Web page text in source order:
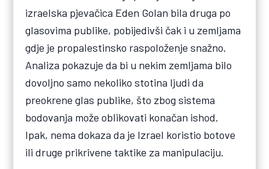
izraelska pjevačica Eden Golan bila druga po
glasovima publike, pobijedivši čak i u zemljama
gdje je propalestinsko raspoloženje snažno.
Analiza pokazuje da bi u nekim zemljama bilo
dovoljno samo nekoliko stotina ljudi da
preokrene glas publike, što zbog sistema
bodovanja može oblikovati konačan ishod.
Ipak, nema dokaza da je Izrael koristio botove
ili druge prikrivene taktike za manipulaciju.